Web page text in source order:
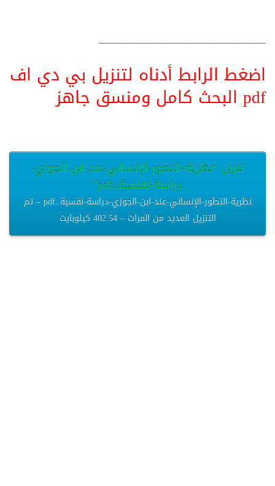
__________________________________
اضغط الرابط أدناه لتنزيل بي دي اف
pdf البحث كامل ومنسق جاهز
تنزيل “نظرية-التطور-الإنساني-عند-ابن-الجوزي-
دراسة-نفسية..pdf”
نظرية-التطور-الإنساني-عند-ابن-الجوزي-دراسة-نفسية..pdf – تم
التنزيل العديد من المرات – 402.54 كيلوبايت